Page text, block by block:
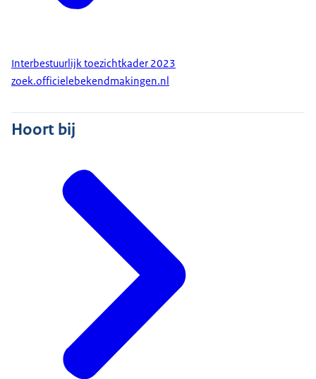
Interbestuurlijk toezichtkader 2023
zoek.officielebekendmakingen.nl
Hoort bij